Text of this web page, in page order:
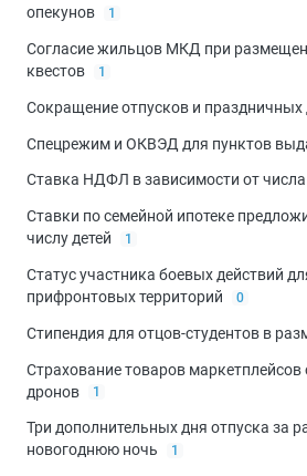
опекунов 1
Согласие жильцов МКД при
квестов
1
Сокращение отпусков и праздничных
Спецрежим и ОКВЭД для пунктов
Ставка НДФЛ в зависимости от числа
Ставки по семейной ипотеке
числу детей
1
Статус участника боевых действий
прифронтовых территорий
0
Стипендия для отцов-студентов в
Страхование товаров маркетплейсов
дронов
1
Три дополнительных дня отпуска за
новогоднюю ночь
1